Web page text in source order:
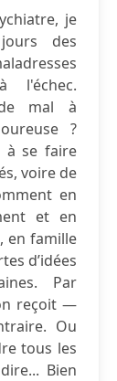
je
des
l'échec.
mal à
?
à se faire
voire de
en
et en
en famille
d’idées
Par
reçoit —
Ou
tous les
Bien